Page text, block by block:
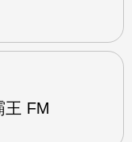
王 FM